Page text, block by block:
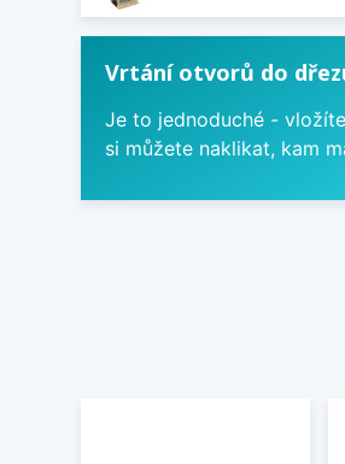
Vrtání otvorů do
Je to jednoduché -
si můžete naklikat, kam